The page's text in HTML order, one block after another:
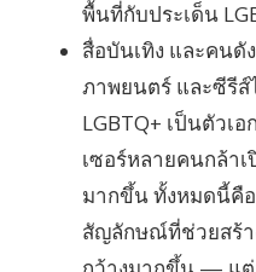
พื้นที่กับประเด็น
สื่อบันเทิง และคนดั
ภาพยนตร์ และซีรีส์
LGBTQ+ เป็นตัวเ
เซอร์หลายคนกล้า
มากขึ้น ทั้งหมดนี้คื
สัญลักษณ์ที่ช่วยสร้า